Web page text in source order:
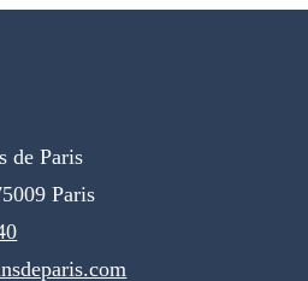
Oui, l'hôtelLes
de Paris
Paris